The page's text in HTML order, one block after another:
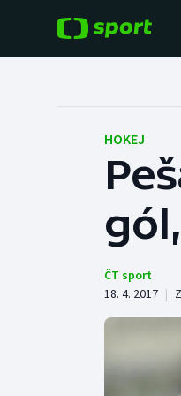
Hokej
Tenis
Cyklistika
HOKEJ
ČT sport
18. 4. 2017 |